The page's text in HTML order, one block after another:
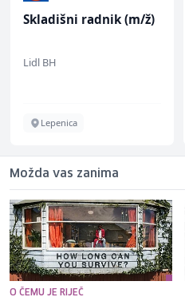
Skladišni radnik (m/ž)
Lidl BH
Lepenica
Možda vas zanima
O ČEMU JE RIJEČ